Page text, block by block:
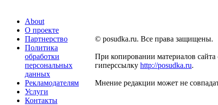
About
О проекте
Партнерство
Политика
обработки
персональных
данных
Рекламодателям
Услуги
Контакты
© posudka.ru. Все права защищены.
При копировании материалов сайта
гиперссылку http://posudka.ru.
Мнение редакции может не